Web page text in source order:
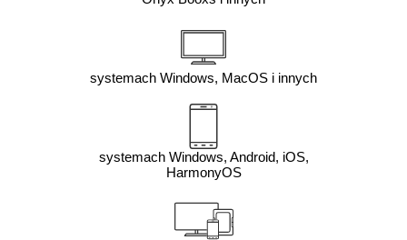
systemach Windows, MacOS i innych
systemach Windows, Android, iOS,
HarmonyOS